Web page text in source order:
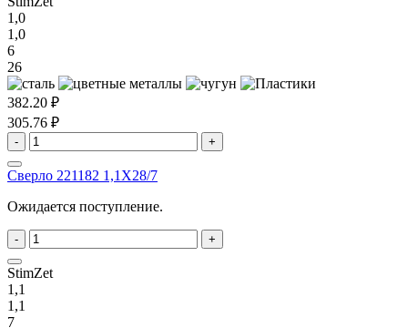
1,0
1,0
6
26
382.20 ₽
305.76 ₽
- +
Сверло 221182 1,1X28/7
Ожидается поступление.
- +
StimZet
1,1
1,1
7